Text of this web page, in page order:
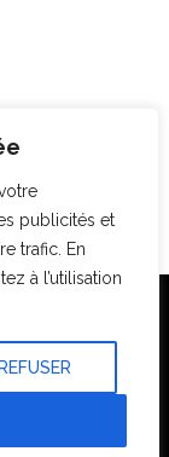
publicités et
trafic. En
à l’utilisation
& Conseils